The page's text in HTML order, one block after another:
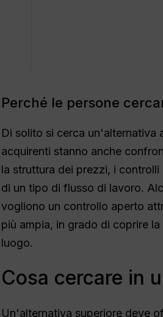
Perché le persone
Di solito si cerca un'alternativa
acquirenti stanno anche
la struttura dei prezzi, i
di un tipo di flusso di lavoro.
vogliono un controllo aperto
più ampia, in grado di coprire
luogo.
Cosa cercare in
Un'alternativa superiore deve